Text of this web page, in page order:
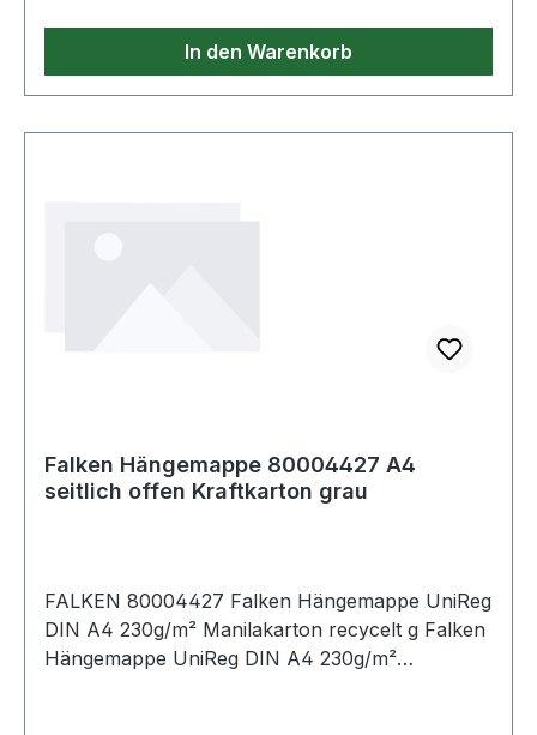
In den Warenkorb
Falken Hängemappe 80004427 A4
seitlich offen Kraftkarton grau
FALKEN 80004427 Falken Hängemappe UniReg
DIN A4 230g/m² Manilakarton recycelt g Falken
Hängemappe UniReg DIN A4 230g/m²